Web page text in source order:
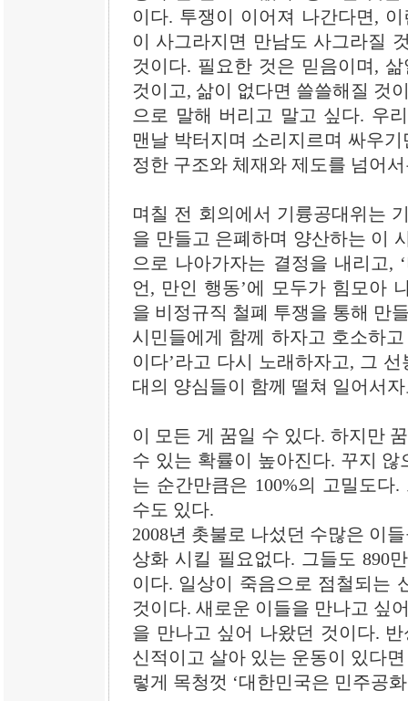
이다. 투쟁이 이어져 나간다면,
이 사그라지면 만남도 사그라질
것이다. 필요한 것은 믿음이며,
것이고, 삶이 없다면 쓸쓸해질 것
으로 말해 버리고 말고 싶다. 우
맨날 박터지며 소리지르며 싸우
정한 구조와 체재와 제도를 넘어
며칠 전 회의에서 기륭공대위는
을 만들고 은폐하며 양산하는 이
으로 나아가자는 결정을 내리고,
언, 만인 행동’에 모두가 힘모아
을 비정규직 철폐 투쟁을 통해 만
시민들에게 함께 하자고 호소하
이다’라고 다시 노래하자고, 그
대의 양심들이 함께 떨쳐 일어서
이 모든 게 꿈일 수 있다. 하지만
수 있는 확률이 높아진다. 꾸지
는 순간만큼은 100%의 고밀도다
수도 있다.
2008년 촛불로 나섰던 수많은 이
상화 시킬 필요없다. 그들도 890
이다. 일상이 죽음으로 점철되는
것이다. 새로운 이들을 만나고 싶
을 만나고 싶어 나왔던 것이다.
신적이고 살아 있는 운동이 있다
렇게 목청껏 ‘대한민국은 민주공